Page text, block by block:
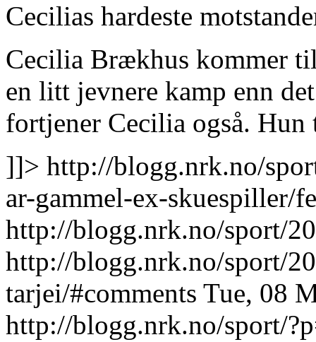
Cecilias hardeste
Cecilia Brækhus kommer
en litt jevnere kamp enn
fortjener Cecilia også.
]]> http://blogg.nrk.no/
ar-gammel-ex-skuespiller/
http://blogg.nrk.no/sport/
http://blogg.nrk.no/sport/
tarjei/#comments Tue, 08
http://blogg.nrk.no/sport/